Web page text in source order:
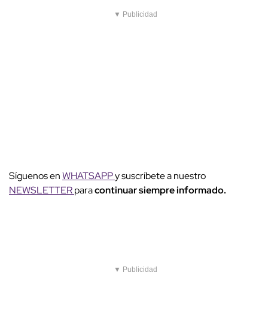
▼ Publicidad
Síguenos enWHATSAPPy suscríbete a nuestro
NEWSLETTERparacontinuar siempre informado.
▼ Publicidad